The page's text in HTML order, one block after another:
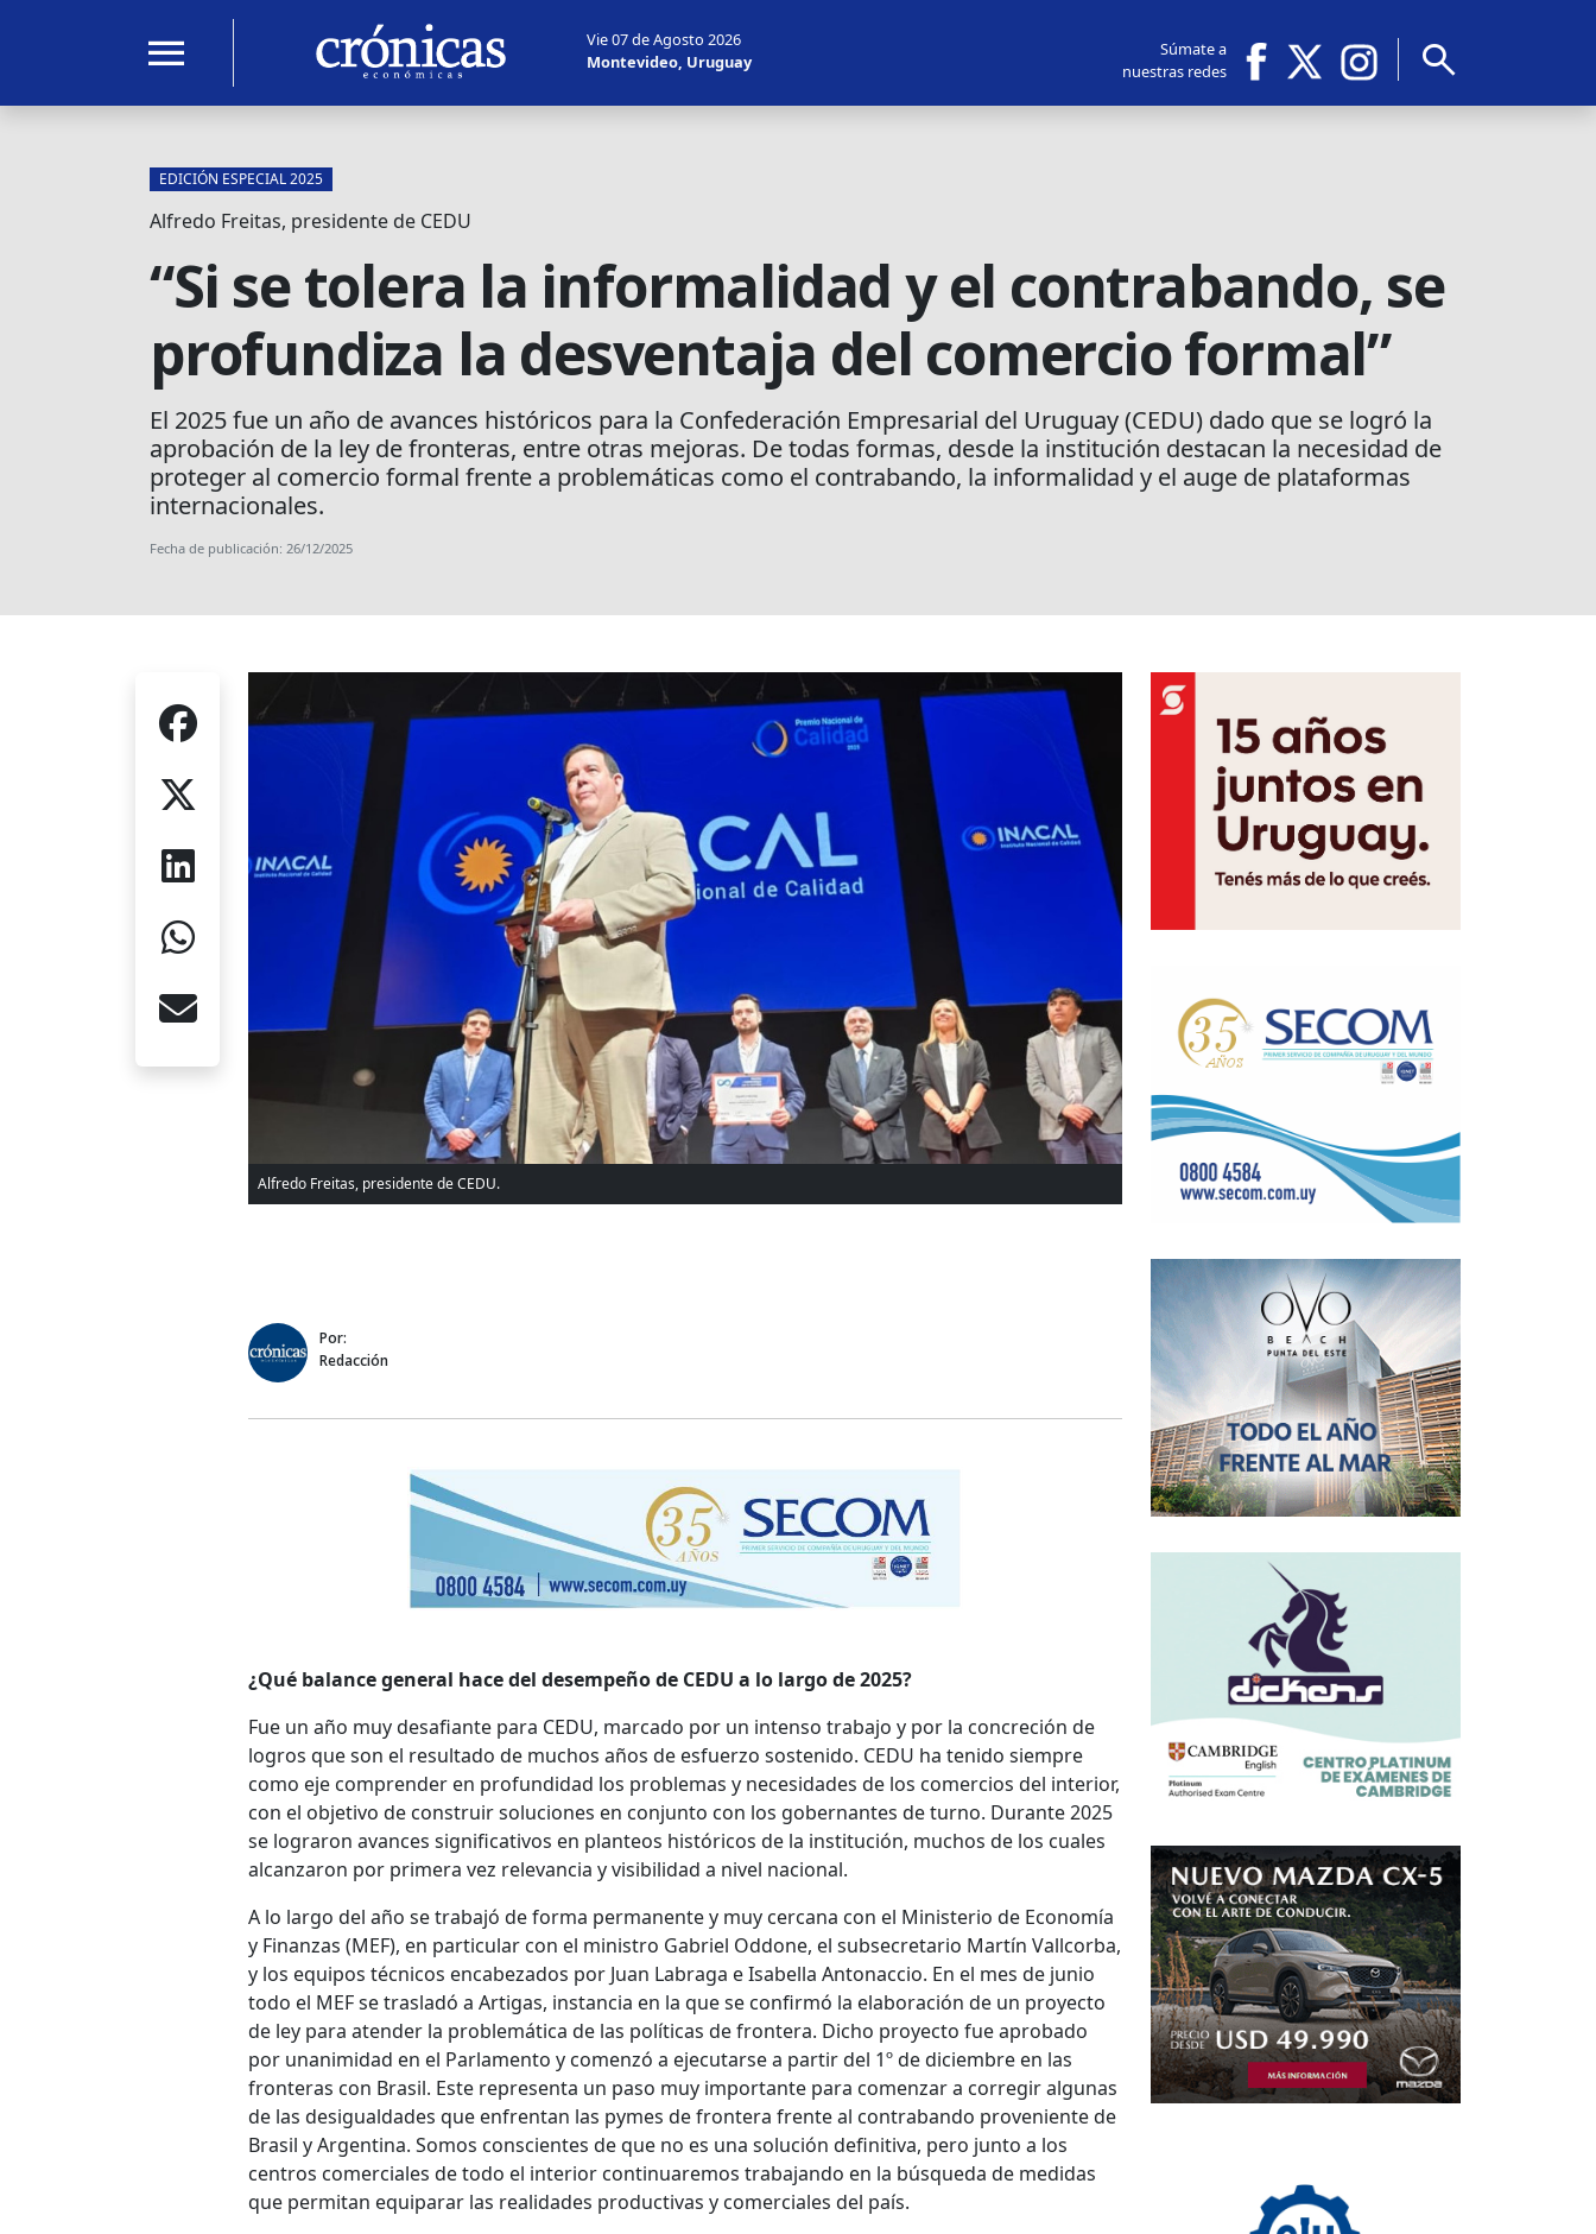
menu
Vie 07 de Agosto 2026
Montevideo, Uruguay
Súmate a
nuestras redes
search
EDICIÓN ESPECIAL 2025
Alfredo Freitas, presidente de CEDU
“Si se tolera la informalidad y el contrabando, se
profundiza la desventaja del comercio formal”
El 2025 fue un año de avances históricos para la Confederación Empresarial del Uruguay (CEDU) dado que se logró la
aprobación de la ley de fronteras, entre otras mejoras. De todas formas, desde la institución destacan la necesidad de
proteger al comercio formal frente a problemáticas como el contrabando, la informalidad y el auge de plataformas
internacionales.
Fecha de publicación: 26/12/2025
Alfredo Freitas, presidente de CEDU.
Por:
Redacción
¿Qué balance general hace del desempeño de CEDU a lo largo de 2025?
Fue un año muy desafiante para CEDU, marcado por un intenso trabajo y por la concreción de
logros que son el resultado de muchos años de esfuerzo sostenido. CEDU ha tenido siempre
como eje comprender en profundidad los problemas y necesidades de los comercios del interior,
con el objetivo de construir soluciones en conjunto con los gobernantes de turno. Durante 2025
se lograron avances significativos en planteos históricos de la institución, muchos de los cuales
alcanzaron por primera vez relevancia y visibilidad a nivel nacional.
A lo largo del año se trabajó de forma permanente y muy cercana con el Ministerio de Economía
y Finanzas (MEF), en particular con el ministro Gabriel Oddone, el subsecretario Martín Vallcorba,
y los equipos técnicos encabezados por Juan Labraga e Isabella Antonaccio. En el mes de junio
todo el MEF se trasladó a Artigas, instancia en la que se confirmó la elaboración de un proyecto
de ley para atender la problemática de las políticas de frontera. Dicho proyecto fue aprobado
por unanimidad en el Parlamento y comenzó a ejecutarse a partir del 1º de diciembre en las
fronteras con Brasil. Este representa un paso muy importante para comenzar a corregir algunas
de las desigualdades que enfrentan las pymes de frontera frente al contrabando proveniente de
Brasil y Argentina. Somos conscientes de que no es una solución definitiva, pero junto a los
centros comerciales de todo el interior continuaremos trabajando en la búsqueda de medidas
que permitan equiparar las realidades productivas y comerciales del país.